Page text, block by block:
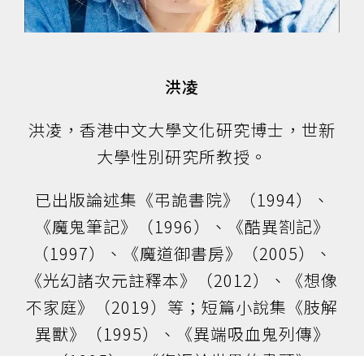
洪凌
洪凌，香港中文大學文化研究博士，世新
大學性別研究所教授。
已出版論述集《弔詭書院》（1994）、
《魔鬼筆記》（1996）、《酷異劄記》
（1997）、《魔道御書房》（2005）、
《光幻諸次元註釋本》（2012）、《想像
不家庭》（2019）等；短篇小說集《肢解
異獸》（1995）、《異端吸血鬼列傳》